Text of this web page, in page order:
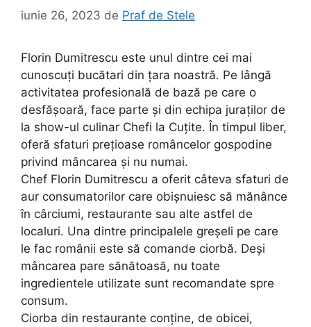
iunie 26, 2023 de Praf de Stele
Florin Dumitrescu este unul dintre cei mai
cunoscuți bucătari din țara noastră. Pe lângă
activitatea profesională de bază pe care o
desfășoară, face parte și din echipa juraților de
la show-ul culinar Chefi la Cuțite. În timpul liber,
oferă sfaturi prețioase româncelor gospodine
privind mâncarea și nu numai.
Chef Florin Dumitrescu a oferit câteva sfaturi de
aur consumatorilor care obișnuiesc să mănânce
în cârciumi, restaurante sau alte astfel de
localuri. Una dintre principalele greșeli pe care
le fac românii este să comande ciorbă. Deși
mâncarea pare sănătoasă, nu toate
ingredientele utilizate sunt recomandate spre
consum.
Ciorba din restaurante conține, de obicei,